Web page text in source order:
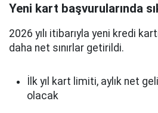
Yeni kart başvurularında
2026 yılı itibarıyla yeni kredi
daha net sınırlar getirildi.
İlk yıl kart limiti, aylık net
olacak